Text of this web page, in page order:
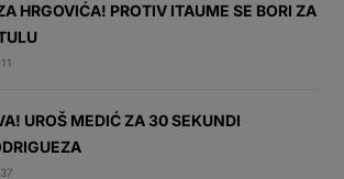
HRGOVIĆA! PROTIV ITAUME SE BORI ZA
UROŠ MEDIĆ ZA 30 SEKUNDI